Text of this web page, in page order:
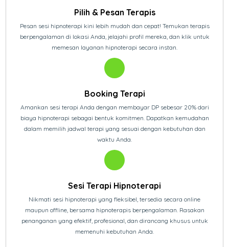
Pilih & Pesan Terapis
Pesan sesi hipnoterapi kini lebih mudah dan cepat! Temukan terapis
berpengalaman di lokasi Anda, jelajahi profil mereka, dan klik untuk
memesan layanan hipnoterapi secara instan.
Booking Terapi
Amankan sesi terapi Anda dengan membayar DP sebesar 20% dari
biaya hipnoterapi sebagai bentuk komitmen. Dapatkan kemudahan
dalam memilih jadwal terapi yang sesuai dengan kebutuhan dan
waktu Anda.
Sesi Terapi Hipnoterapi
Nikmati sesi hipnoterapi yang fleksibel, tersedia secara online
maupun offline, bersama hipnoterapis berpengalaman. Rasakan
penanganan yang efektif, profesional, dan dirancang khusus untuk
memenuhi kebutuhan Anda.